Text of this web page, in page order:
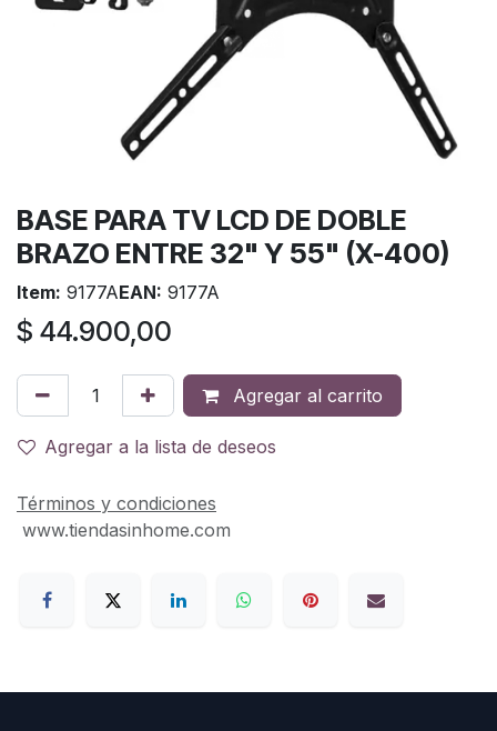
BASE PARA TV LCD DE DOBLE
BRAZO ENTRE 32" Y 55" (X-400)
Item: 9177AEAN: 9177A
$ 44.900,00
Agregar al carrito
Agregar a la lista de deseos
Términos y condiciones
www.tiendasinhome.com